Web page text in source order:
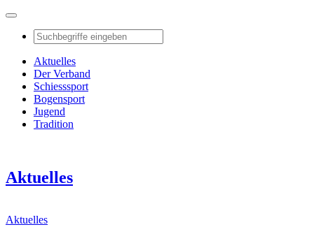
Aktuelles
Der Verband
Schiesssport
Bogensport
Jugend
Tradition
Aktuelles
Aktuelles